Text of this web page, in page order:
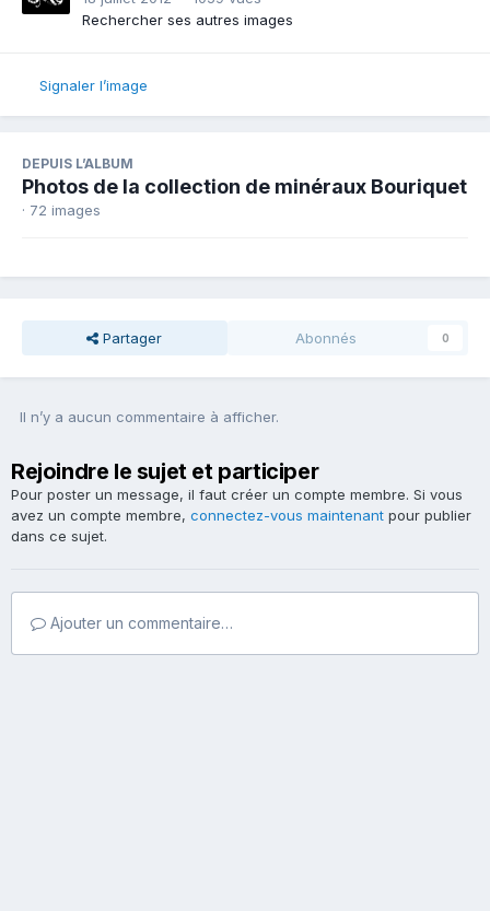
Rechercher ses autres images
Signaler l’image
DEPUIS L’ALBUM
Photos de la collection de minéraux Bouriquet
· 72 images
Partager Abonnés 0
Il n’y a aucun commentaire à afficher.
Rejoindre le sujet et participer
Pour poster un message, il faut créer un compte membre. Si vous
avez un compte membre, connectez-vous maintenant pour publier
dans ce sujet.
Ajouter un commentaire…